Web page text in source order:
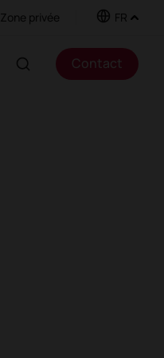
Zone privée FR
Contact